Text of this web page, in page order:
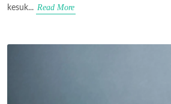
kesuk... Read More